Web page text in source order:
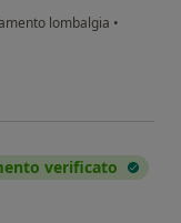
lombalgia •
verificato